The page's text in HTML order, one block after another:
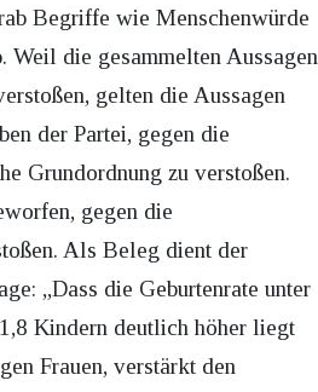
Begriffe wie Menschenwürde
Weil die gesammelten Aussagen
gelten die Aussagen
der Partei, gegen die
Grundordnung zu verstoßen.
gegen die
Als Beleg dient der
„Dass die Geburtenrate unter
Kindern deutlich höher liegt
Frauen, verstärkt den